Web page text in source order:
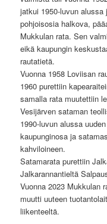
jatkui 1950-luvun
pohjoisosia halkova,
Mukkulan rata. Sen
eikä kaupungin
rautatietä.
Vuonna 1958 Loviisan
1960 purettiin
samalla rata muutettiin
Vesijärven sataman
1990-luvun alussa
kaupunginosa ja
kahviloineen.
Satamarata purettiin
Jalkarannantieltä
Vuonna 2023 Mukkulan
muutti uuteen
liikenteeltä.